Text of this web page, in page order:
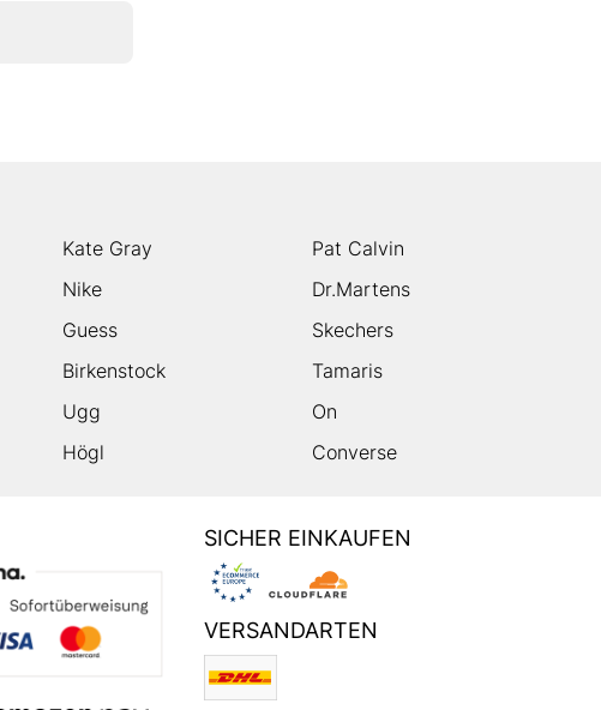
Kate Gray
Pat Calvin
Nike
Dr.Martens
Guess
Skechers
Birkenstock
Tamaris
Ugg
On
Högl Converse
SICHER EINKAUFEN
VERSANDARTEN